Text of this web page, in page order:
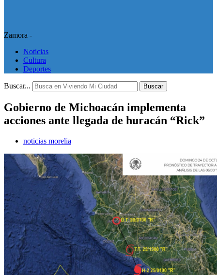
Zamora -
Noticias
Cultura
Deportes
Buscar... Buscar
Gobierno de Michoacán implementa
acciones ante llegada de huracán “Rick”
noticias morelia